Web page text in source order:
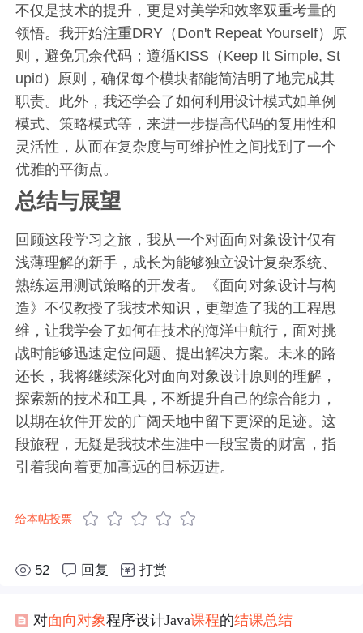
不仅是技术的提升，更是对美学和效率双重考量的
领悟。我开始注重DRY（Don't Repeat Yourself）原
则，避免冗余代码；遵循KISS（Keep It Simple, St
upid）原则，确保每个模块都能简洁明了地完成其
职责。此外，我还学会了如何利用设计模式如单例
模式、策略模式等，来进一步提高代码的复用性和
灵活性，从而在复杂度与可维护性之间找到了一个
优雅的平衡点。
总结与展望
回顾这段学习之旅，我从一个对面向对象设计仅有
浅薄理解的新手，成长为能够独立设计复杂系统、
熟练运用测试策略的开发者。《面向对象设计与构
造》不仅教授了我技术知识，更塑造了我的工程思
维，让我学会了如何在技术的海洋中航行，面对挑
战时能够迅速定位问题、提出解决方案。未来的路
还长，我将继续深化对面向对象设计原则的理解，
探索新的技术和工具，不断提升自己的综合能力，
以期在软件开发的广阔天地中留下更深的足迹。这
段旅程，无疑是我技术生涯中一段宝贵的财富，指
引着我向着更加高远的目标迈进。
给本帖投票
52 回复 打赏
对面向对象程序设计Java课程的结课总结